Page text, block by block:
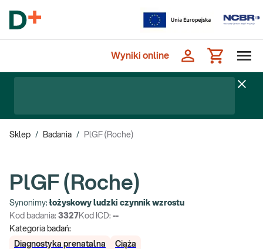
Wyniki online
Sklep / Badania / PlGF (Roche)
PlGF (Roche)
Synonimy:łożyskowy ludzki czynnik wzrostu
Kod badania: 3327 Kod ICD: --
Kategoria badań:
Diagnostyka prenatalna
Ciąża